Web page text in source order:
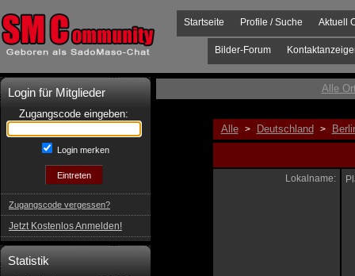
Aktuell
Profile / Suche
Startseite
Bilder-Forum
Login für Mitglieder
Zugangscode eingeben:
Login merken
Zugangscode vergessen?
Jetzt Kostenlos Anmelden!
Statistik
Alle
Alle > Deutschland >
Lokalname: